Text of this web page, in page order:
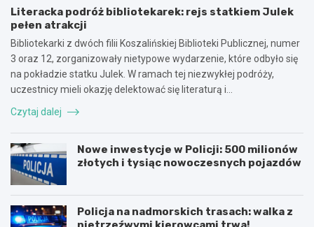
Literacka podróż bibliotekarek: rejs statkiem Julek
pełen atrakcji
Bibliotekarki z dwóch filii Koszalińskiej Biblioteki Publicznej, numer
3 oraz 12, zorganizowały nietypowe wydarzenie, które odbyło się
na pokładzie statku Julek. W ramach tej niezwykłej podróży,
uczestnicy mieli okazję delektować się literaturą i…
Czytaj dalej
Nowe inwestycje w Policji: 500 milionów
złotych i tysiąc nowoczesnych pojazdów
Policja na nadmorskich trasach: walka z